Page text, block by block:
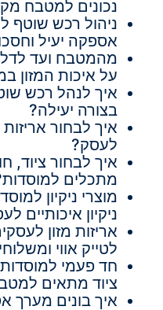
נכונים למטבח
ניהול רכש שוטף
אספקה יעיל
מהמטבח ועד
על איכות המזון
איך לנהל רכש
בצורה יעילה?
איך לבחור אריזות
לעסק?
איך לבחור ציוד,
מתכלים
מוצרי ניקיון
ניקיון איכותיים
אריזות מזון
לטייק אווי
חד פעמי
ציוד מתאים
איך בונים מערך